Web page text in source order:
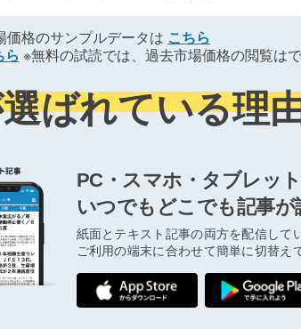
価格のサンプルデータは こちら
ら ※無料の試読では、過去市場価格の閲覧は
ばれている理
PC・スマホ・タブレッ
いつでもどこでも記事が
紙面とテキスト記事の両方を配信して
ご利用の端末に合わせて簡単に切替え